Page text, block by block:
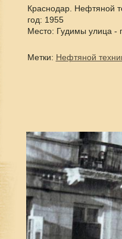
Краснодар. Нефтяной
год: 1955
Место: Гудимы улица -
Метки: Нефтяной